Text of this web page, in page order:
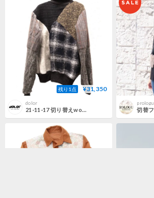
残り1点 ¥31,350
dolor
21-11-17 切り替えwool tops